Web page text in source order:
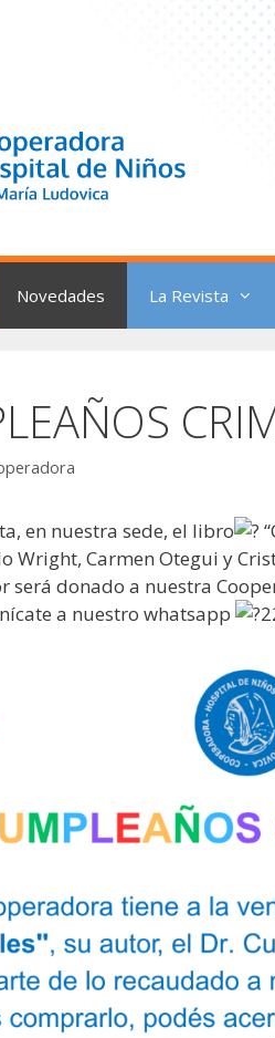
Novedades La Revista
en nuestra sede, el libro
Wright, Carmen Otegui y
será donado a nuestra
a nuestro whatsapp